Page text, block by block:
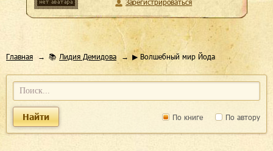
Зарегистрироваться
Главная 📚 Лидия Демидова ▶ Волшебный мир Йода
По книге По автору
Найти